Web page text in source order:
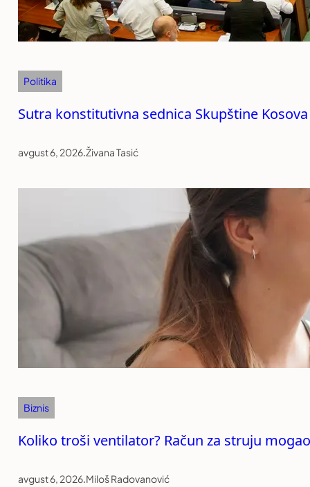
Politika
Sutra konstitutivna sednica Skupštine Kosova
avgust 6, 2026.Živana Tasić
Biznis
Koliko troši ventilator? Račun za struju
avgust 6, 2026.Miloš Radovanović